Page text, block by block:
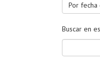
Por fecha
Buscar en